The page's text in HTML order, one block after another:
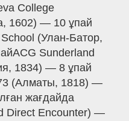
College
1602) — 10 ұпай
(Улан-Батор,
Sunderland
1834) — 8 ұпай
(Алматы, 1818) —
жағдайда
Direct Encounter) —